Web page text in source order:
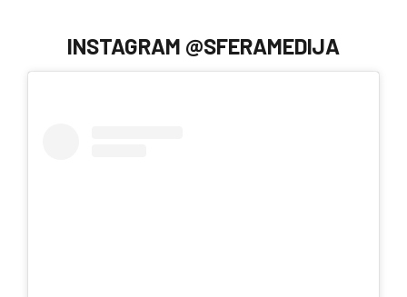
INSTAGRAM @SFERAMEDIJA